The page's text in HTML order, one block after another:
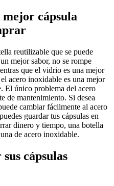
cápsula
reutilizable que se puede
mejor sabor, no se rompe
que el vidrio es una mejor
acero inoxidable es una mejor
El único problema del acero
de mantenimiento. Si desea
cambiar fácilmente al acero
guardar tus cápsulas en
dinero y tiempo, una botella
de acero inoxidable.
cápsulas